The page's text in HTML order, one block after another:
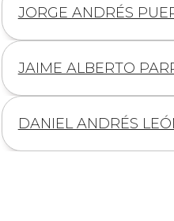
Información
JORGE ANDRÉS
Información
JAIME ALBERTO
Información
DANIEL ANDRÉS